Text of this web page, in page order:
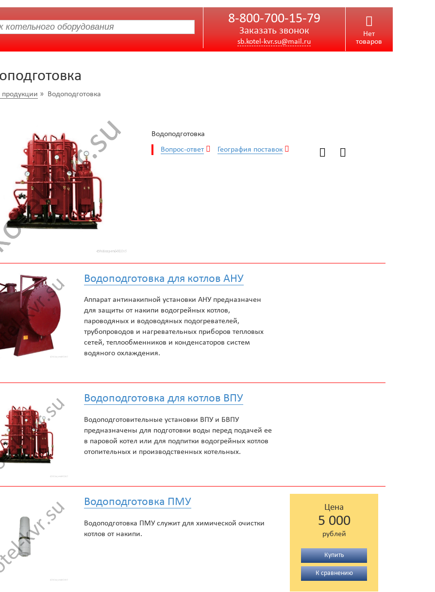
8-800-700-15-79
Заказать звонок
sb.kotel-kvr.su@mail.ru
Нет
товаров
продукции » Водоподготовка
Водоподготовка
Вопрос-ответ
География поставок
Водоподготовка для котлов АНУ
Аппарат антинакипной установки АНУ предназначен
для защиты от накипи водогрейных котлов,
пароводяных и водоводяных подогревателей,
трубопроводов и нагревательных приборов тепловых
сетей, теплообменников и конденсаторов систем
водяного охлаждения.
Водоподготовка для котлов ВПУ
Водоподготовительные установки ВПУ и БВПУ
предназначены для подготовки воды перед подачей ее
в паровой котел или для подпитки водогрейных котлов
отопительных и производственных котельных.
Водоподготовка ПМУ
Водоподготовка ПМУ служит для химической очистки
котлов от накипи.
Цена
5 000
рублей
Купить
К сравнению